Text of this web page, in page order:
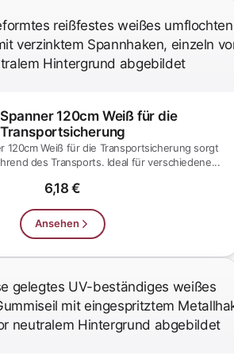
120cm Weiß für die
Transportsicherung
120cm Weiß für die Transportsicherung sorgt
des Transports. Ideal für verschiedene...
6,18 €
Ansehen